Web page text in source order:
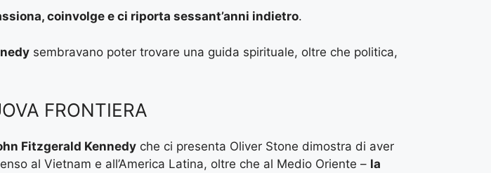
coinvolge e ci riporta sessant’anni indietro.
sembravano poter trovare una guida spirituale, oltre che politica,
FRONTIERA
Fitzgerald Kennedy che ci presenta Oliver Stone dimostra di aver
al Vietnam e all’America Latina, oltre che al Medio Oriente – la